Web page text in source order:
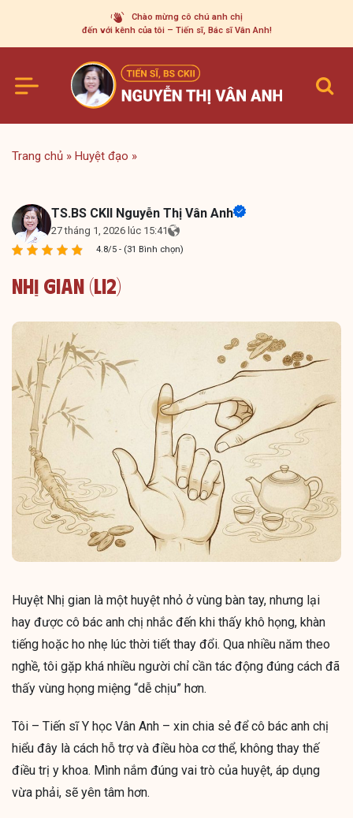
content
Chào mừng cô chú anh chị
đến với kênh của tôi – Tiến sĩ, Bác sĩ Vân Anh!
Trang chủ » Huyệt đạo »
TS.BS CKII Nguyễn Thị Vân Anh
27 tháng 1, 2026 lúc 15:41
4.8/5 - (31 Bình chọn)
Nhị Gian (LI2)
Huyệt Nhị gian là một huyệt nhỏ ở vùng bàn tay, nhưng lại
hay được cô bác anh chị nhắc đến khi thấy khô họng, khàn
tiếng hoặc ho nhẹ lúc thời tiết thay đổi. Qua nhiều năm theo
nghề, tôi gặp khá nhiều người chỉ cần tác động đúng cách đã
thấy vùng họng miệng “dễ chịu” hơn.
Tôi – Tiến sĩ Y học Vân Anh – xin chia sẻ để cô bác anh chị
hiểu đây là cách hỗ trợ và điều hòa cơ thể, không thay thế
điều trị y khoa. Mình nắm đúng vai trò của huyệt, áp dụng
vừa phải, sẽ yên tâm hơn.